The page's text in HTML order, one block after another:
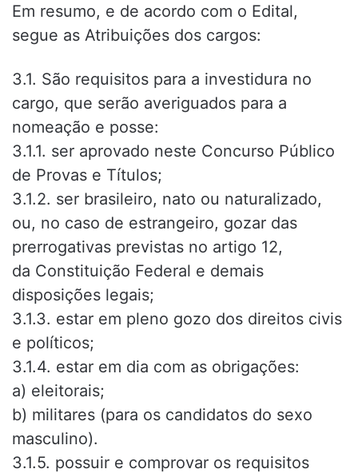
Em resumo, e de acordo com o Edital,
segue as Atribuições dos cargos:
3.1. São requisitos para a investidura no
cargo, que serão averiguados para a
nomeação e posse:
3.1.1. ser aprovado neste Concurso Público
de Provas e Títulos;
3.1.2. ser brasileiro, nato ou naturalizado,
ou, no caso de estrangeiro, gozar das
prerrogativas previstas no artigo 12,
da Constituição Federal e demais
disposições legais;
3.1.3. estar em pleno gozo dos direitos civis
e políticos;
3.1.4. estar em dia com as obrigações:
a) eleitorais;
b) militares (para os candidatos do sexo
masculino).
3.1.5. possuir e comprovar os requisitos